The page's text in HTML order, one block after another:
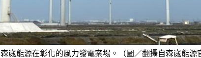
森崴能源在彰化的風力發電案場。（圖／翻攝自森崴能源